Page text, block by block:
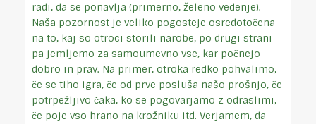
radi, da se ponavlja (primerno, želeno vedenje).
Naša pozornost je veliko pogosteje osredotočena
na to, kaj so otroci storili narobe, po drugi strani
pa jemljemo za samoumevno vse, kar počnejo
dobro in prav. Na primer, otroka redko pohvalimo,
če se tiho igra, če od prve posluša našo prošnjo, če
potrpežljivo čaka, ko se pogovarjamo z odraslimi,
če poje vso hrano na krožniku itd. Verjamem, da